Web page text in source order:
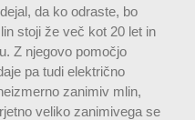
da ko odraste, bo
stoji že več kot 20 let in
Z njegovo pomočjo
pa tudi električno
zanimiv mlin,
veliko zanimivega se